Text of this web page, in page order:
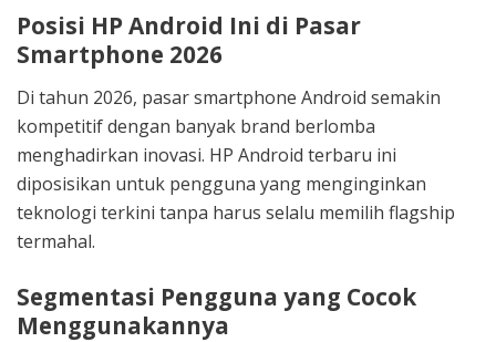
Posisi HP Android Ini di Pasar
Smartphone 2026
Di tahun 2026, pasar smartphone Android semakin
kompetitif dengan banyak brand berlomba
menghadirkan inovasi. HP Android terbaru ini
diposisikan untuk pengguna yang menginginkan
teknologi terkini tanpa harus selalu memilih flagship
termahal.
Segmentasi Pengguna yang Cocok
Menggunakannya